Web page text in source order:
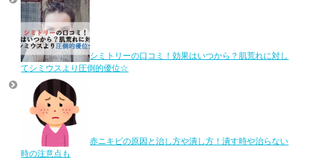
シミトリーの口コミ！効果はいつから？肌荒れに対し
てシミウスより圧倒的優位☆
赤ニキビの原因と治し方や潰し方！潰す時や治らない
時の注意点も